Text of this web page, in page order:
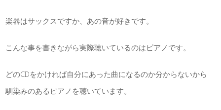
楽器はサックスですか、あの音が好きです。
こんな事を書きながら実際聴いているのはピアノです。
どのCDをかければ自分にあった曲になるのか分からないから
馴染みのあるピアノを聴いています。